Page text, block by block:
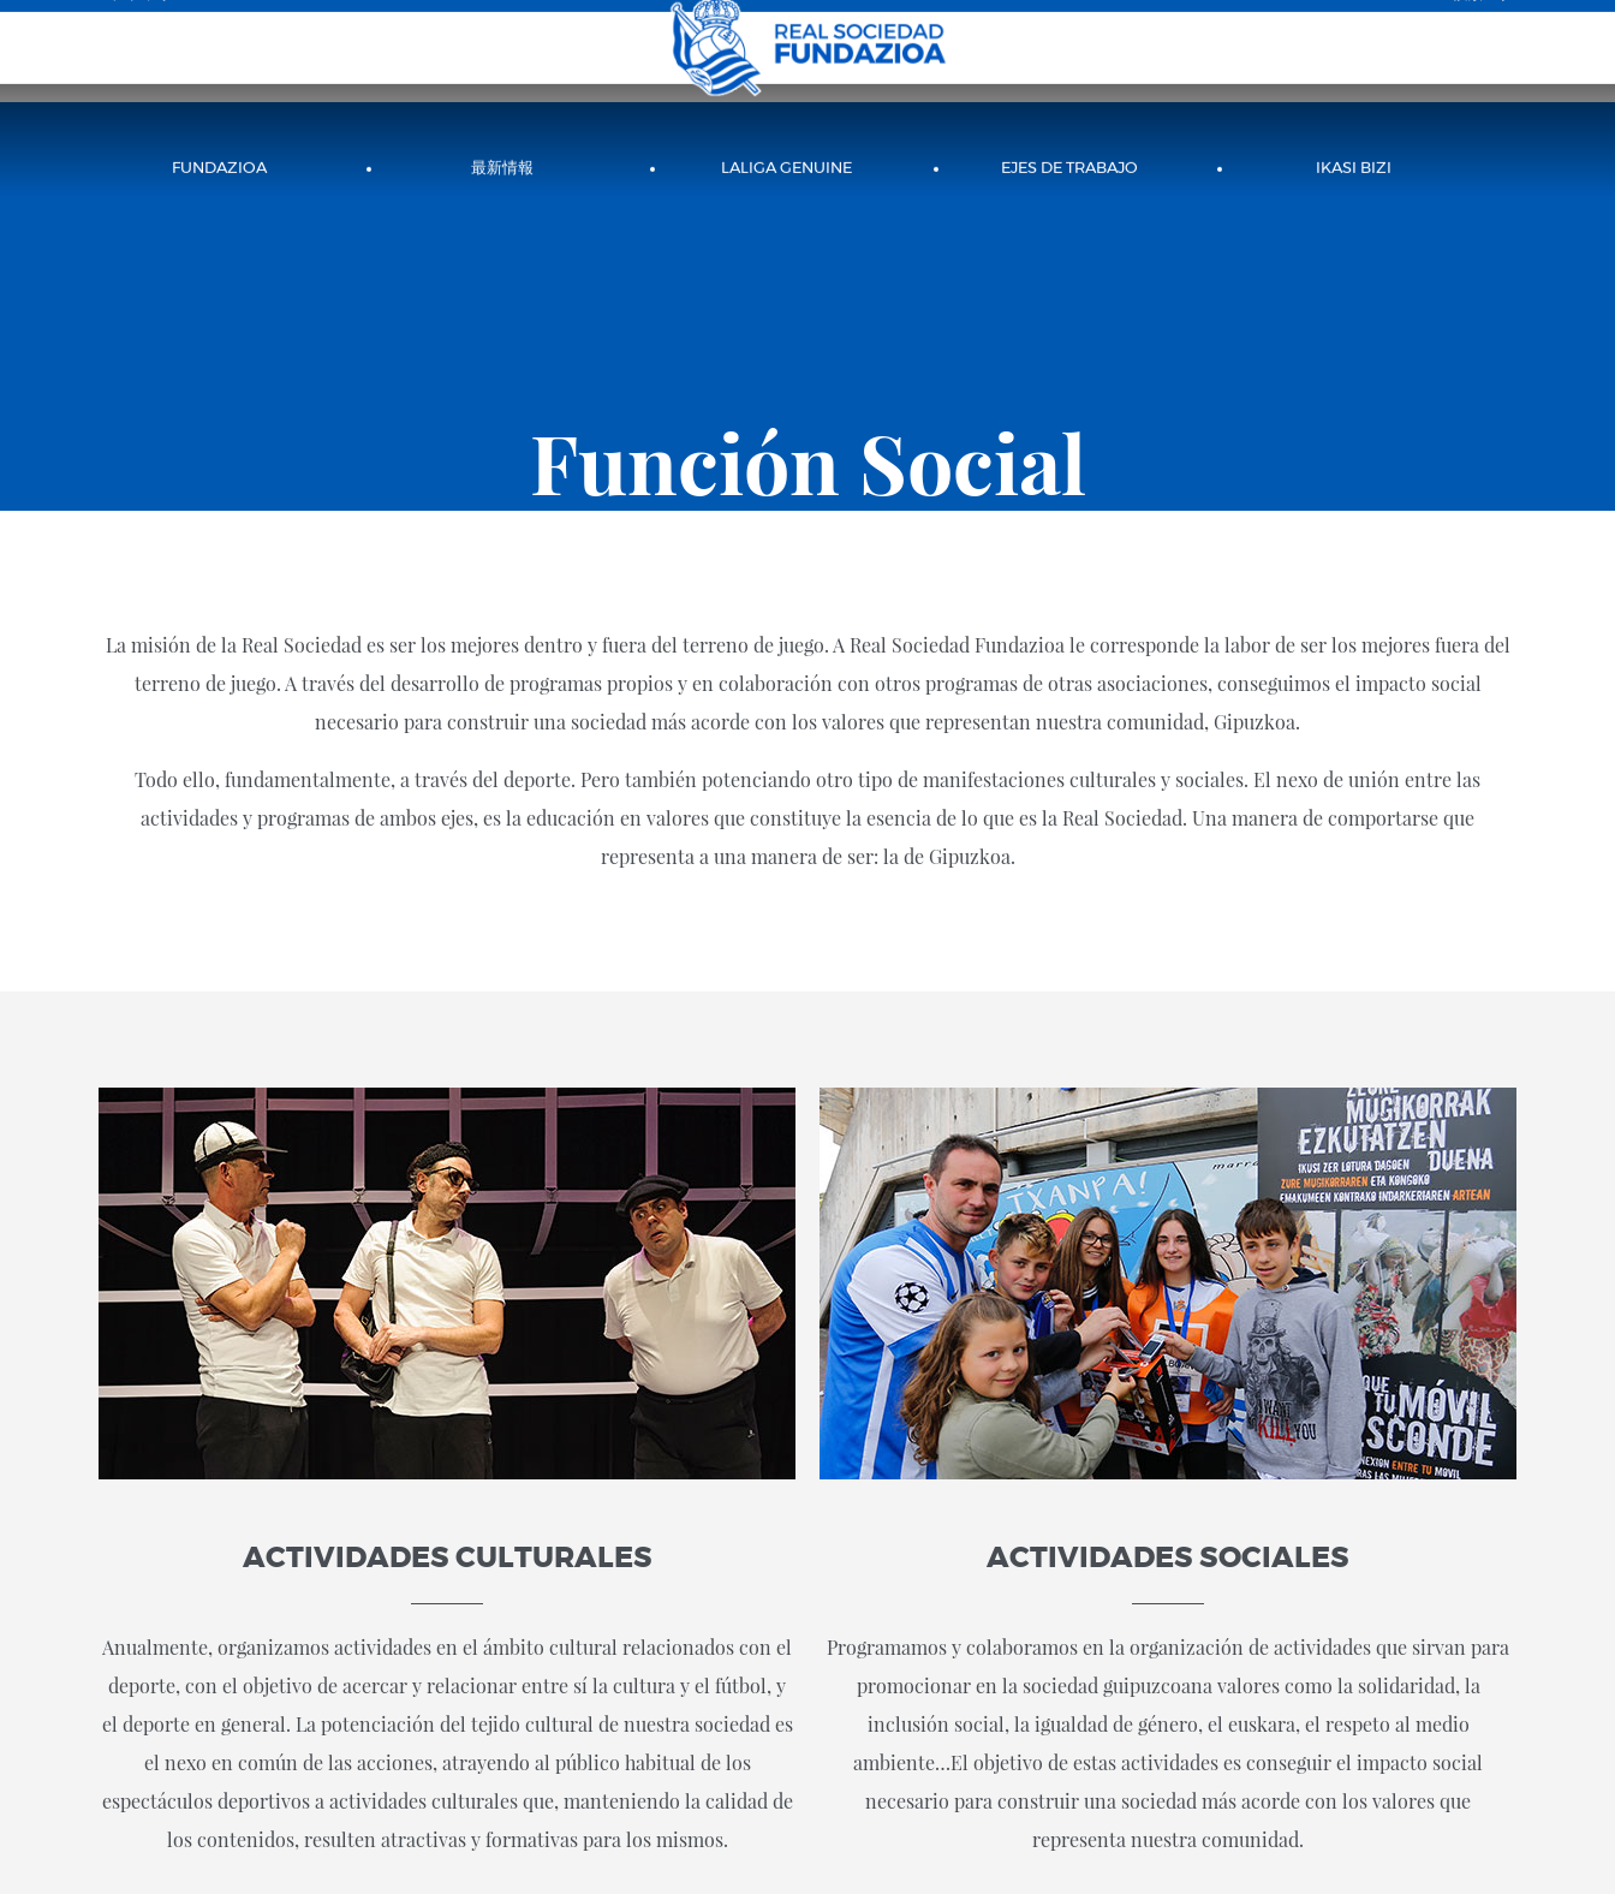
; RS WEB チケット HOSPITALITY EVENTS 検索 JA
Función Social
La misión de la Real Sociedad es ser los mejores dentro y fuera del terreno de juego. A Real Sociedad Fundazioa le corresponde la labor de ser los mejores fuera del
terreno de juego. A través del desarrollo de programas propios y en colaboración con otros programas de otras asociaciones, conseguimos el impacto social
necesario para construir una sociedad más acorde con los valores que representan nuestra comunidad, Gipuzkoa.
Todo ello, fundamentalmente, a través del deporte. Pero también potenciando otro tipo de manifestaciones culturales y sociales. El nexo de unión entre las
actividades y programas de ambos ejes, es la educación en valores que constituye la esencia de lo que es la Real Sociedad. Una manera de comportarse que
representa a una manera de ser: la de Gipuzkoa.
ACTIVIDADES CULTURALES
Anualmente, organizamos actividades en el ámbito cultural relacionados con el
deporte, con el objetivo de acercar y relacionar entre sí la cultura y el fútbol, y
el deporte en general. La potenciación del tejido cultural de nuestra sociedad es
el nexo en común de las acciones, atrayendo al público habitual de los
espectáculos deportivos a actividades culturales que, manteniendo la calidad de
los contenidos, resulten atractivas y formativas para los mismos.
ACTIVIDADES SOCIALES
Programamos y colaboramos en la organización de actividades que sirvan para
promocionar en la sociedad guipuzcoana valores como la solidaridad, la
inclusión social, la igualdad de género, el euskara, el respeto al medio
ambiente…El objetivo de estas actividades es conseguir el impacto social
necesario para construir una sociedad más acorde con los valores que
representa nuestra comunidad.